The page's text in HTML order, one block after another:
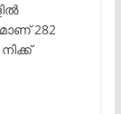
282